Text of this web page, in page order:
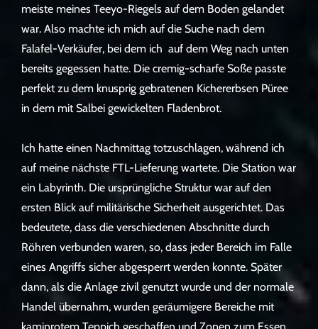
meiste meines Teeyo-Riegels auf dem Boden gelandet
war. Also machte ich mich auf die Suche nach dem
Falafel-Verkäufer, bei dem ich auf dem Weg nach unten
bereits gegessen hatte. Die cremig-scharfe Soße passte
perfekt zu dem knusprig gebratenen Kichererbsen Püree
in dem mit Salbei gewickelten Fladenbrot.
Ich hatte einen Nachmittag totzuschlagen, während ich
auf meine nächste FTL-Lieferung wartete. Die Station war
ein Labyrinth. Die ursprüngliche Struktur war auf den
ersten Blick auf militärische Sicherheit ausgerichtet. Das
bedeutete, dass die verschiedenen Abschnitte durch
Röhren verbunden waren, so, dass jeder Bereich im Falle
eines Angriffs sicher abgesperrt werden konnte. Später
dann, als die Anlage zivil genutzt wurde und der normale
Handel übernahm, wurden geräumigere Bereiche mit